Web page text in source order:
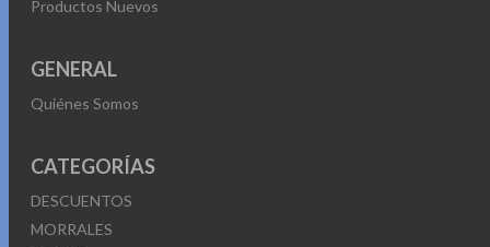
Productos Nuevos
GENERAL
Quiénes Somos
CATEGORÍAS
DESCUENTOS
MORRALES